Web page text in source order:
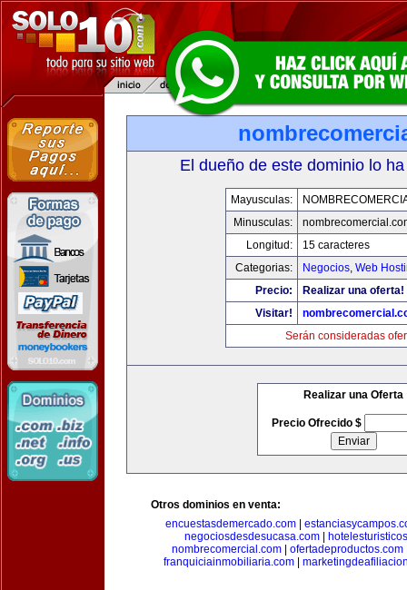
El dueño de este dominio lo
Mayusculas:
Minusculas:
Longitud:
15 caracteres
Categorias:
Negocios, Web
Precio:
Realizar una oferta!
Visitar!
Serán consideradas
Realizar una Oferta
Precio Ofrecido $
Otros dominios en venta:
encuestasdemercado.com
negociosdesdesucasa.com
nombrecomercial.com
ofertadeproductos.com
franquiciainmobiliaria.com